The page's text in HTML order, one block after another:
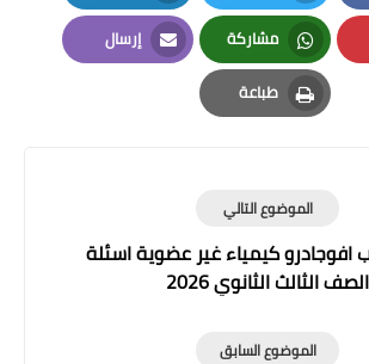
Twitter
LinkedIn
مشاركة
Whatsapp
إرسال
Email
طباعة
Print
الموضوع التالي
افوجادرو كيمياء غير عضوية اسئلة
الصف الثالث الثانوي 2026
الموضوع السابق